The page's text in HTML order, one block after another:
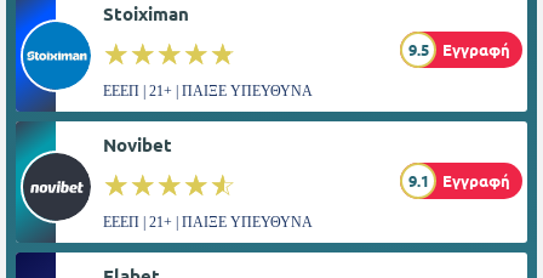
Stoiximan
☆☆☆☆☆
★★★★★ 9.5 Εγγραφή
ΕΕΕΠ | 21+ | ΠΑΙΞΕ ΥΠΕΥΘΥΝΑ
Novibet
☆☆☆☆☆
★★★★★ 9.1 Εγγραφή
ΕΕΕΠ | 21+ | ΠΑΙΞΕ ΥΠΕΥΘΥΝΑ